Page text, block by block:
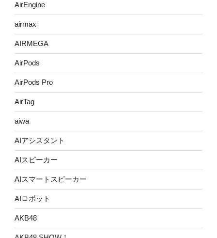
AirEngine
airmax
AIRMEGA
AirPods
AirPods Pro
AirTag
aiwa
AIアシスタント
AIスピーカー
AIスマートスピーカー
AIロボット
AKB48